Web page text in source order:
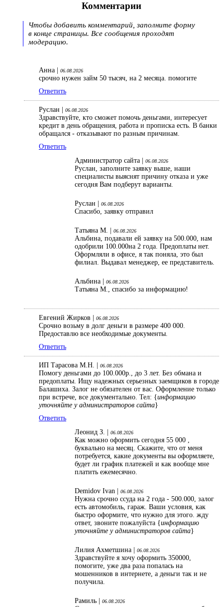
Комментарии
Чтобы добавить комментарий, заполните форму
в конце страницы. Все сообщения проходят
модерацию.
Анна | 06.08.2026
срочно нужен займ 50 тысяч, на 2 месяца. помогите
Ответить
Руслан | 06.08.2026
Здравствуйте, кто сможет помочь деньгами, интересует
кредит в день обращения, работа и прописка есть. В банки
обращался - отказывают по разным причинам.
Ответить
Администратор сайта |
06.08.2026
Руслан, заполните заявку выше, наши
специалисты выяснят причину отказа и уже
сегодня Вам подберут варианты.
Руслан | 06.08.2026
Спасибо, заявку отправил
Татьяна М. | 06.08.2026
Альбина, подавали ей заявку на 500.000, нам
одобрили 100.000на 2 года. Предоплаты нет.
Оформляли в офисе, я так поняла, это был
филиал. Выдавал менеджер, ее представитель.
Альбина | 06.08.2026
Татьяна М., спасибо за информацию!
Евгений Жирков | 06.08.2026
Срочно возьму в долг деньги в размере 400 000.
Предоставлю все необходимые документы.
Ответить
ИП Тарасова М.Н. | 06.08.2026
Помогу деньгами до 100.000р., до 3 лет. Без обмана и
предоплаты. Ищу надежных серьезных заемщиков в городе
Балашиха. Залог не обязателен от вас. Оформление только
при встрече, все документально. Тел: {информацию
уточняйте у администраторов сайта}
Ответить
Леонид З. |
06.08.2026
Как можно оформить сегодня 55 000 ,
буквально на месяц. Скажите, что от меня
потребуется, какие документы вы оформляете,
будет ли график платежей и как вообще мне
платить ежемесячно.
Demidov Ivan | 06.08.2026
Нужна срочно ссуда на 2 года - 500.000, залог
есть автомобиль, гараж. Ваши условия, как
быстро оформите, что нужно для этого. жду
ответ, звоните пожалуйста {информацию
уточняйте у администраторов сайта}
Лилия Ахметшина | 06.08.2026
Здравствуйте я хочу оформить 350000,
помогите, уже два раза попалась на
мошенников в интернете, а деньги так и не
получила.
Рамиль | 06.08.2026